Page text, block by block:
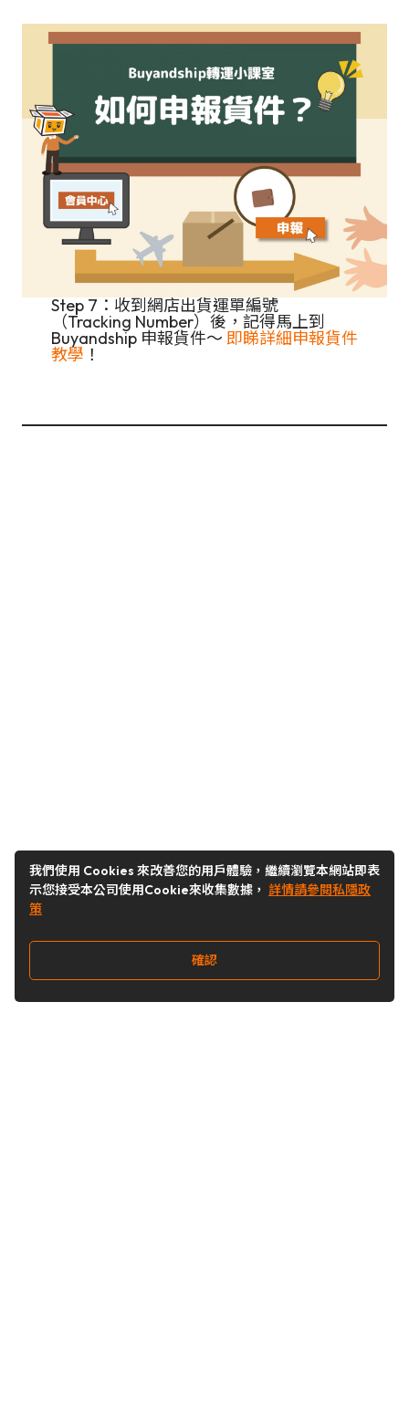
Step 7：收到網店出貨運單編號
（Tracking Number）後，記得馬上到
Buyandship 申報貨件～ 即睇詳細申報貨件
教學 ！
我們使用 Cookies 來改善您的用戶體驗，繼續瀏覽本網站即表
示您接受本公司使用Cookie來收集數據， 詳情請參閱私隱政
策
確認